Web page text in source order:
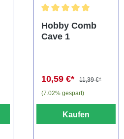
Durchschnittliche
Hobby Comb
Cave 1
10,59 €*
11,39 €*
(7.02% gespart)
Kaufen